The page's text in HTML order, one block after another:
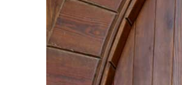
حجز موعد